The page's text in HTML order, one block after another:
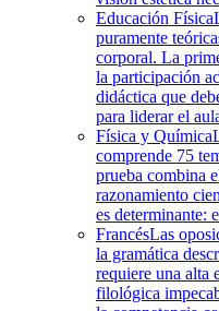
Educación Física
puramente
corporal. La
la participación
didáctica que
para liderar el
Física y Química
comprende 75
prueba combina
razonamiento
es determinante:
FrancésLas
la gramática
requiere una alta
filológica